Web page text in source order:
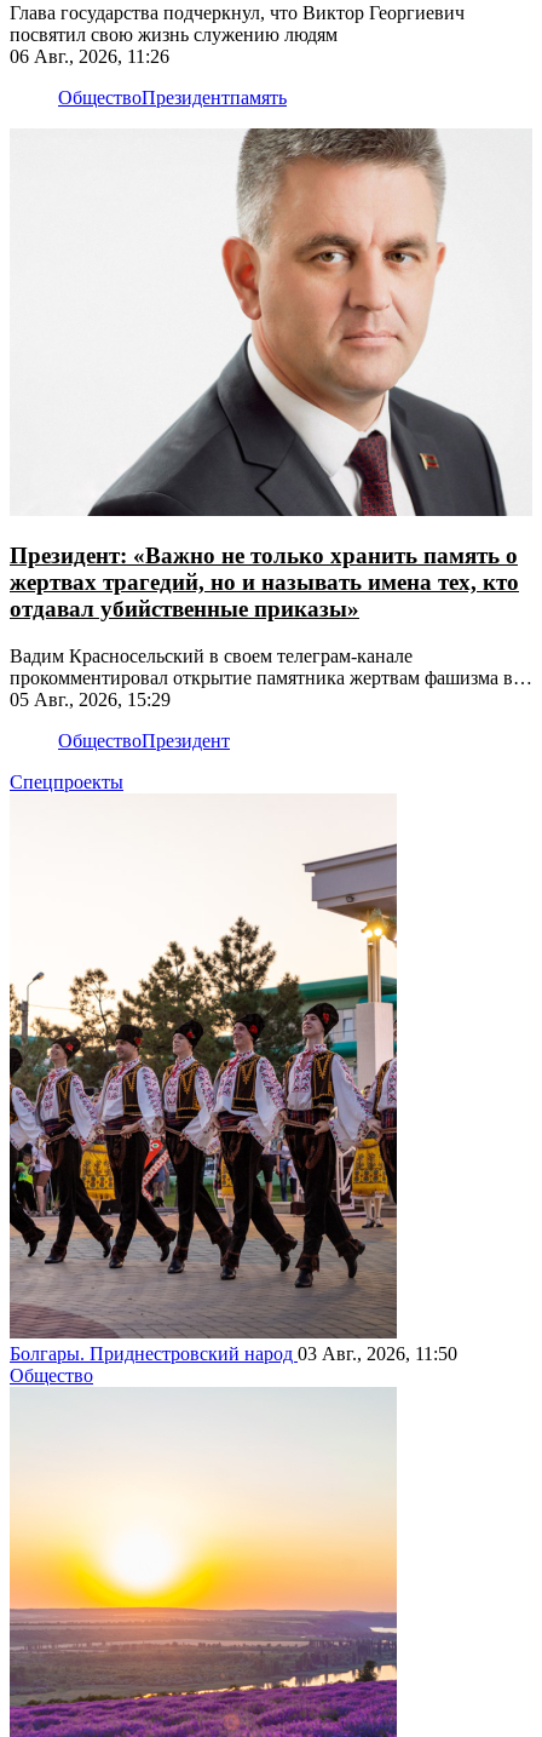
Глава государства подчеркнул, что Виктор Георгиевич
посвятил свою жизнь служению людям
06 Авг., 2026, 11:26
ОбществоПрезидентпамять
Президент: «Важно не только хранить память о
жертвах трагедий, но и называть имена тех, кто
отдавал убийственные приказы»
Вадим Красносельский в своем телеграм-канале
прокомментировал открытие памятника жертвам фашизма в
Рыбнице
05 Авг., 2026, 15:29
ОбществоПрезидент
Спецпроекты
Болгары. Приднестровский народ 03 Авг., 2026, 11:50
Общество